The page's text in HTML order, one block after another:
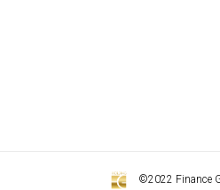
©2022 Finance